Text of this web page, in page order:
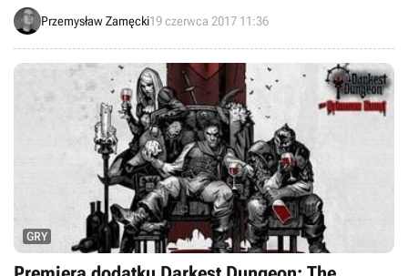
zapoznania się z pierwszą dziesiątką najchętniej kupowanych gier w
Wielkiej Brytanii.
Przemysław Zamęcki19 czerwca 2017 11:36
GRY